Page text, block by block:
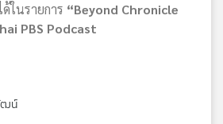
ในรายการ “Beyond Chronicle
PBS Podcast
น์